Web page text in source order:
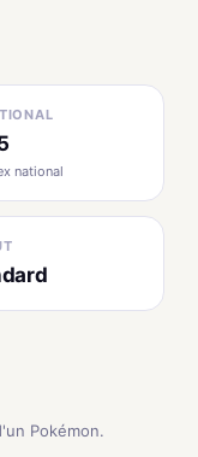
national
Pokémon.